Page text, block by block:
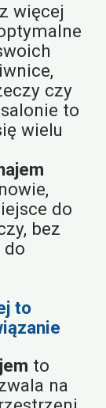
więcej
czy
to
wielu
do
bez
do
to
to
na